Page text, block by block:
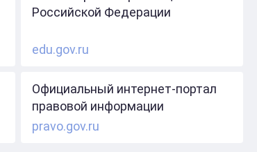
Российской Федерации
edu.gov.ru
Официальный интернет-портал
правовой информации
pravo.gov.ru